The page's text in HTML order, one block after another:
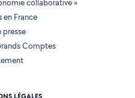
collaborative »
en France
presse
Comptes